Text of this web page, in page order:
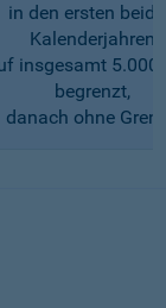
in den ersten
Kalenderjahren
insgesamt 5.000
begrenzt,
danach ohne